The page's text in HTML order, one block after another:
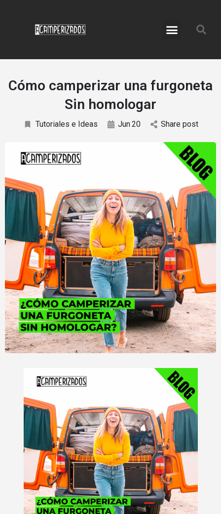
Cómo camperizar una furgoneta
Sin homologar
Tutoriales e Ideas Jun20 Share post